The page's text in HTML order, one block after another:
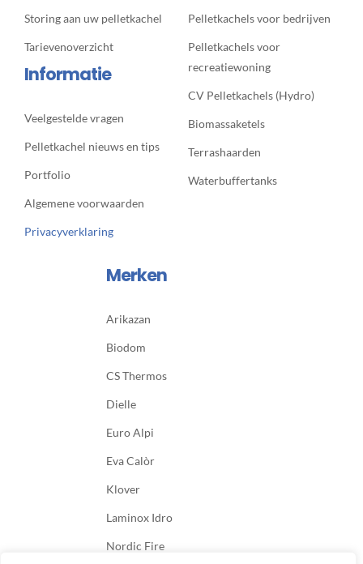
Storing aan uw pelletkachel
Tarievenoverzicht
Informatie
Veelgestelde vragen
Pelletkachel nieuws en tips
Portfolio
Algemene voorwaarden
Privacyverklaring
Pelletkachels voor bedrijven
Pelletkachels voor
recreatiewoning
CV Pelletkachels (Hydro)
Biomassaketels
Terrashaarden
Waterbuffertanks
Merken
Arikazan
Biodom
CS Thermos
Dielle
Euro Alpi
Eva Calòr
Klover
Laminox Idro
Nordic Fire